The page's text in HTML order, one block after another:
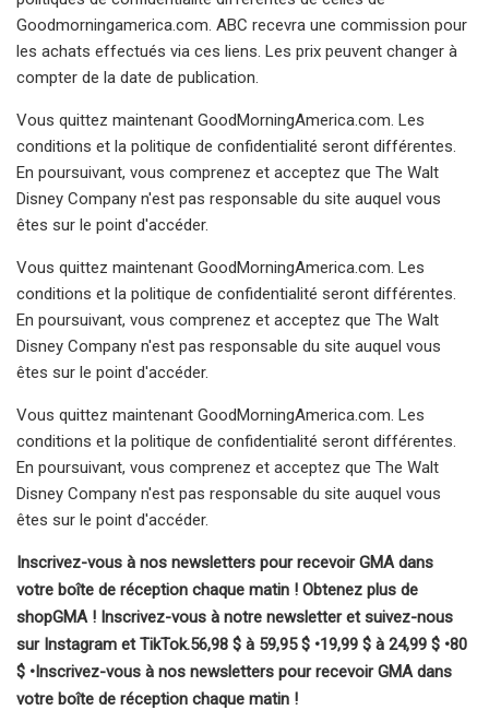
Goodmorningamerica.com. ABC recevra une commission pour
les achats effectués via ces liens. Les prix peuvent changer à
compter de la date de publication.
Vous quittez maintenant GoodMorningAmerica.com. Les
conditions et la politique de confidentialité seront différentes.
En poursuivant, vous comprenez et acceptez que The Walt
Disney Company n'est pas responsable du site auquel vous
êtes sur le point d'accéder.
Vous quittez maintenant GoodMorningAmerica.com. Les
conditions et la politique de confidentialité seront différentes.
En poursuivant, vous comprenez et acceptez que The Walt
Disney Company n'est pas responsable du site auquel vous
êtes sur le point d'accéder.
Vous quittez maintenant GoodMorningAmerica.com. Les
conditions et la politique de confidentialité seront différentes.
En poursuivant, vous comprenez et acceptez que The Walt
Disney Company n'est pas responsable du site auquel vous
êtes sur le point d'accéder.
Inscrivez-vous à nos newsletters pour recevoir GMA dans
votre boîte de réception chaque matin ! Obtenez plus de
shopGMA ! Inscrivez-vous à notre newsletter et suivez-nous
sur Instagram et TikTok.56,98 $ à 59,95 $ •19,99 $ à 24,99 $ •80
$ •Inscrivez-vous à nos newsletters pour recevoir GMA dans
votre boîte de réception chaque matin !